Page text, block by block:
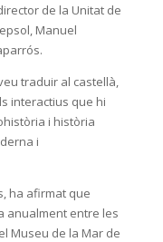
de la Unitat de
Manuel
traduir al castellà,
interactius que hi
i història
i
ha afirmat que
anualment entre les
Museu de la Mar de